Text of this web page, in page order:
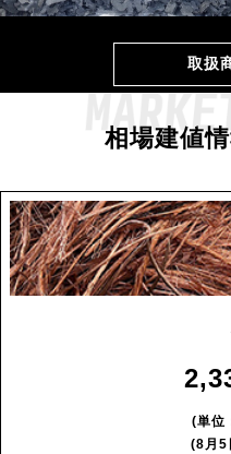
取扱
相場建値
(単位
(8月5